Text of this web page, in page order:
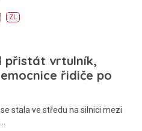
ZL
přistát vrtulník,
řidiče po
stala ve středu na silnici mezi